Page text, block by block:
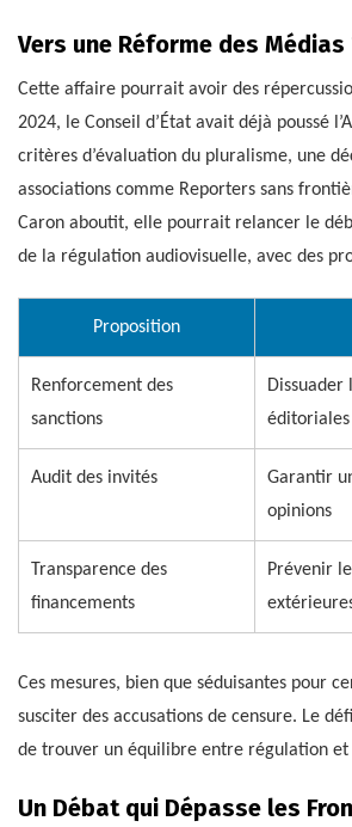
Vers une Réforme des Médias
Cette affaire pourrait avoir des
2024, le Conseil d’État avait déjà poussé
critères d’évaluation du pluralisme, une
associations comme Reporters sans
Caron aboutit, elle pourrait relancer le
de la régulation audiovisuelle, avec des
Proposition
Renforcement des
sanctions
Dissuader
éditoriales
Audit des invités
Garantir
opinions
Transparence des
financements
Prévenir
Ces mesures, bien que séduisantes pour
susciter des accusations de censure. Le
de trouver un équilibre entre régulation
Un Débat qui Dépasse les